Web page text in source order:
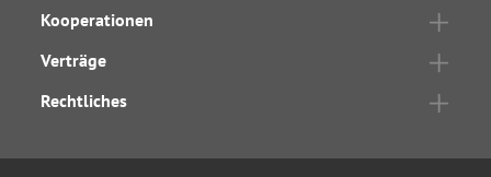
Kooperationen
Verträge
Rechtliches